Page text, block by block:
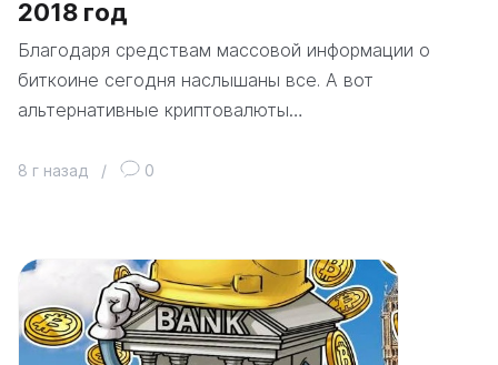
2018 год
Благодаря средствам массовой информации о
биткоине сегодня наслышаны все. А вот
альтернативные криптовалюты…
8 г назад / 0